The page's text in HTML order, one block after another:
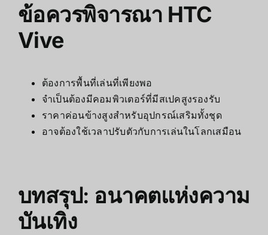
ข้อควรพิจารณา HTC
Vive
ต้องการพื้นที่เล่นที่เพียงพอ
จำเป็นต้องมีคอมพิวเตอร์ที่มีสเปคสูงรองรับ
ราคาค่อนข้างสูงสำหรับอุปกรณ์เสริมทั้งชุด
อาจต้องใช้เวลาปรับตัวกับการเล่นในโลกเสมือน
บทสรุป: อนาคตแห่งความ
บันเทิง